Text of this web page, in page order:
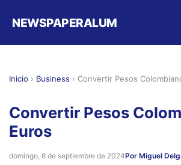
NEWSPAPERALUM
Inicio › Business › Convertir Pesos
Convertir Pesos
Euros
domingo, 8 de septiembre de 2024Por Miguel